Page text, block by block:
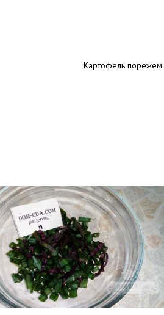
Картофель порежем